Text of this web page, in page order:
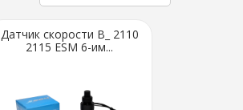
Датчик скорости В_ 2110
2115 ESM 6-им...